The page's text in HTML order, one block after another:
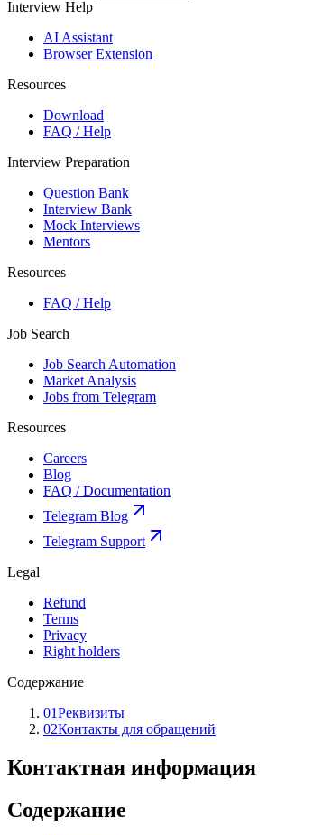
Interview Help
AI Assistant
Browser Extension
Resources
Download
FAQ / Help
Interview Preparation
Question Bank
Interview Bank
Mock Interviews
Mentors
Resources
FAQ / Help
Job Search
Job Search Automation
Market Analysis
Jobs from Telegram
Resources
Careers
Blog
FAQ / Documentation
Telegram Blog
Telegram Support
Legal
Refund
Terms
Privacy
Right holders
Содержание
01Реквизиты
02Контакты для обращений
Контактная информация
Содержание